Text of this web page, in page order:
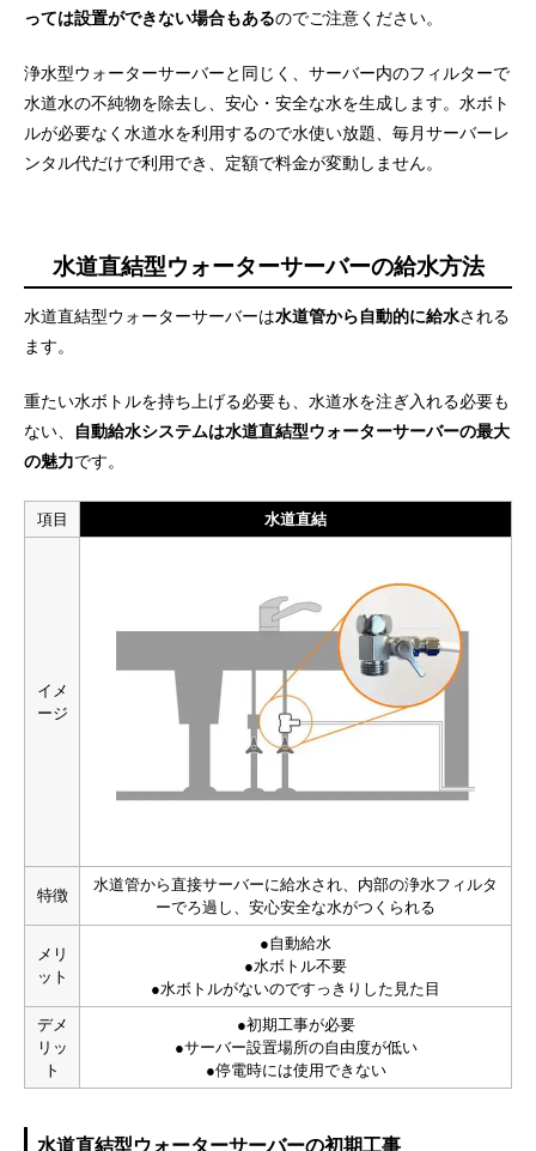
っては設置ができない場合もあるのでご注意ください。
浄水型ウォーターサーバーと同じく、サーバー内のフィルターで
水道水の不純物を除去し、安心・安全な水を生成します。水ボト
ルが必要なく水道水を利用するので水使い放題、毎月サーバーレ
ンタル代だけで利用でき、定額で料金が変動しません。
水道直結型ウォーターサーバーの給水方法
水道直結型ウォーターサーバーは水道管から自動的に給水される
ます。
重たい水ボトルを持ち上げる必要も、水道水を注ぎ入れる必要も
ない、
自動給水システムは水道直結型ウォーターサーバーの最大
の魅力です。
項目 水道直結
イメ
ージ
特徴
水道管から直接サーバーに給水され、内部の浄水フィルタ
ーでろ過し、安心安全な水がつくられる
メリ
ット
●自動給水
●水ボトル不要
●水ボトルがないのですっきりした見た目
デメ
リッ
ト
●初期工事が必要
●サーバー設置場所の自由度が低い
●停電時には使用できない
水道直結型ウォーターサーバーの初期工事